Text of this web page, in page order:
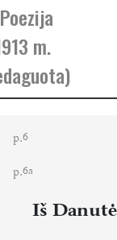
m.
p.6
p.6a
Iš